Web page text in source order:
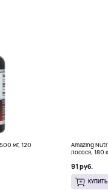
мг, 120
Amazing
лосося, 180
91 руб.
КУПИТЬ